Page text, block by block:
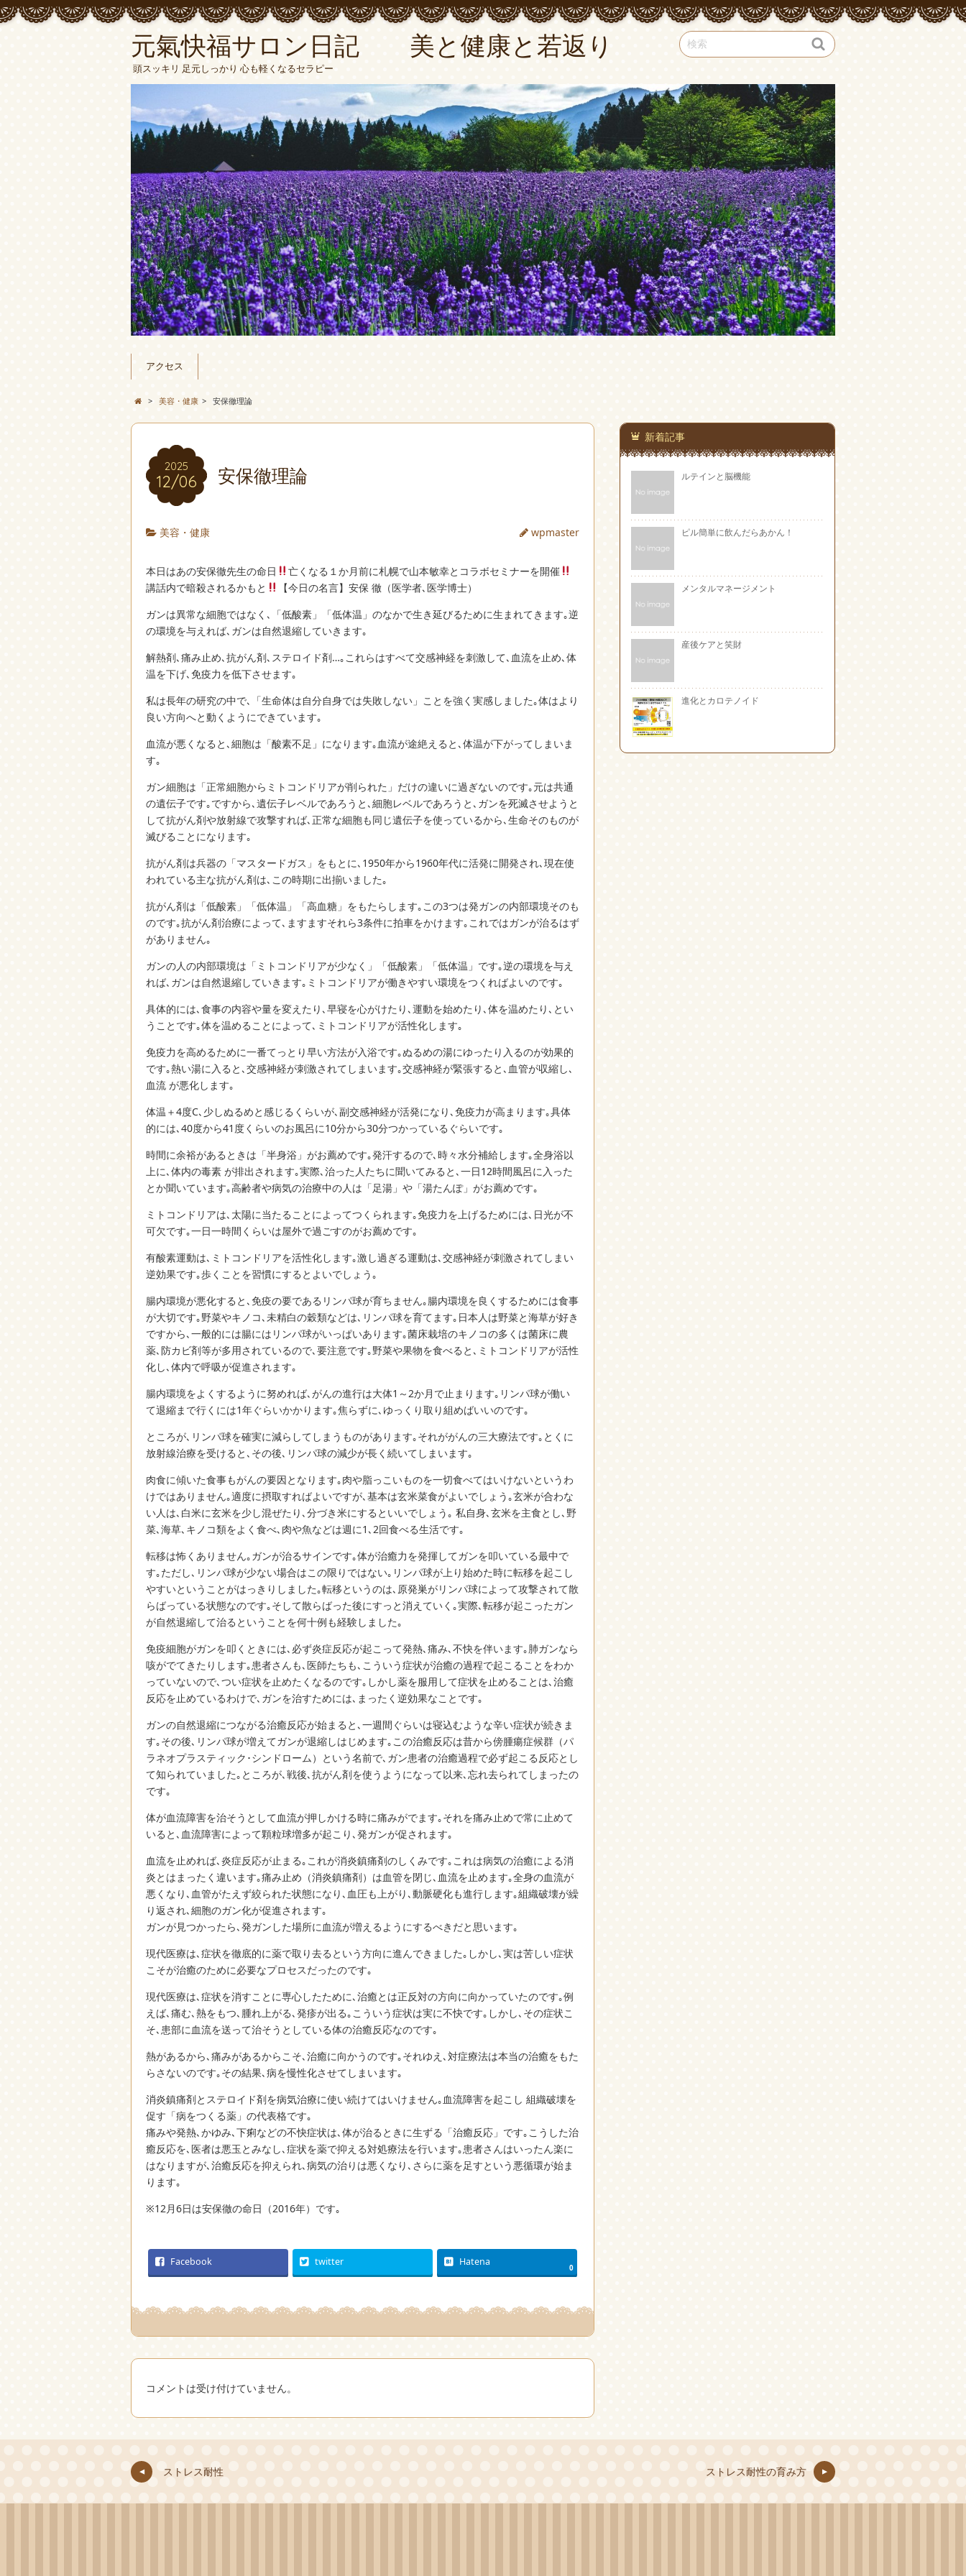
元氣快福サロン日記 美と健康と若返り
頭スッキリ 足元しっかり 心も軽くなるセラピー
アクセス
> 美容・健康 > 安保徹理論
2025
12/06 安保徹理論
美容・健康 wpmaster
本日はあの安保徹先生の命日
亡くなる１か月前に札幌で山本敏幸とコラボセミナーを開催
講話内で暗殺されるかもと
【今日の名言】安保 徹（医学者､医学博士）
ガンは異常な細胞ではなく､「低酸素」「低体温」のなかで生き延びるために生まれてきます｡逆
の環境を与えれば､ガンは自然退縮していきます｡
解熱剤､痛み止め､抗がん剤､ステロイド剤…｡これらはすべて交感神経を刺激して､血流を止め､体
温を下げ､免疫力を低下させます｡
私は長年の研究の中で､「生命体は自分自身では失敗しない」ことを強く実感しました｡体はより
良い方向へと動くようにできています｡
血流が悪くなると､細胞は「酸素不足」になります｡血流が途絶えると､体温が下がってしまいま
す｡
ガン細胞は「正常細胞からミトコンドリアが削られた」だけの違いに過ぎないのです｡元は共通
の遺伝子です｡ですから､遺伝子レベルであろうと､細胞レベルであろうと､ガンを死滅させようと
して抗がん剤や放射線で攻撃すれば､正常な細胞も同じ遺伝子を使っているから､生命そのものが
滅びることになります｡
抗がん剤は兵器の「マスタードガス」をもとに､1950年から1960年代に活発に開発され､現在使
われている主な抗がん剤は､この時期に出揃いました｡
抗がん剤は「低酸素」「低体温」「高血糖」をもたらします｡この3つは発ガンの内部環境そのも
のです｡抗がん剤治療によって､ますますそれら3条件に拍車をかけます｡これではガンが治るはず
がありません｡
ガンの人の内部環境は「ミトコンドリアが少なく」「低酸素」「低体温」です｡逆の環境を与え
れば､ガンは自然退縮していきます｡ミトコンドリアが働きやすい環境をつくればよいのです｡
具体的には､食事の内容や量を変えたり､早寝を心がけたり､運動を始めたり､体を温めたり､とい
うことです｡体を温めることによって､ミトコンドリアが活性化します｡
免疫力を高めるために一番てっとり早い方法が入浴です｡ぬるめの湯にゆったり入るのが効果的
です｡熱い湯に入ると､交感神経が刺激されてしまいます｡交感神経が緊張すると､血管が収縮し､
血流 が悪化します｡
体温＋4度C､少しぬるめと感じるくらいが､副交感神経が活発になり､免疫力が高まります｡具体
的には､40度から41度くらいのお風呂に10分から30分つかっているぐらいです｡
時間に余裕があるときは「半身浴」がお薦めです｡発汗するので､時々水分補給します｡全身浴以
上に､体内の毒素 が排出されます｡実際､治った人たちに聞いてみると､一日12時間風呂に入った
とか聞いています｡高齢者や病気の治療中の人は「足湯」や「湯たんぽ」がお薦めです｡
ミトコンドリアは､太陽に当たることによってつくられます｡免疫力を上げるためには､日光が不
可欠です｡一日一時間くらいは屋外で過ごすのがお薦めです｡
有酸素運動は､ミトコンドリアを活性化します｡激し過ぎる運動は､交感神経が刺激されてしまい
逆効果です｡歩くことを習慣にするとよいでしょう｡
腸内環境が悪化すると､免疫の要であるリンパ球が育ちません｡腸内環境を良くするためには食事
が大切です｡野菜やキノコ､未精白の穀類などは､リンパ球を育てます｡日本人は野菜と海草が好き
ですから､一般的には腸にはリンパ球がいっぱいあります｡菌床栽培のキノコの多くは菌床に農
薬､防カビ剤等が多用されているので､要注意です｡野菜や果物を食べると､ミトコンドリアが活性
化し､体内で呼吸が促進されます｡
腸内環境をよくするように努めれば､がんの進行は大体1～2か月で止まります｡リンパ球が働い
て退縮まで行くには1年ぐらいかかります｡焦らずに､ゆっくり取り組めばいいのです｡
ところが､リンパ球を確実に減らしてしまうものがあります｡それががんの三大療法です｡とくに
放射線治療を受けると､その後､リンパ球の減少が長く続いてしまいます｡
肉食に傾いた食事もがんの要因となります｡肉や脂っこいものを一切食べてはいけないというわ
けではありません｡適度に摂取すればよいですが､基本は玄米菜食がよいでしょう｡玄米が合わな
い人は､白米に玄米を少し混ぜたり､分づき米にするといいでしょう｡ 私自身､玄米を主食とし､野
菜､海草､キノコ類をよく食べ､肉や魚などは週に1､2回食べる生活です｡
転移は怖くありません｡ガンが治るサインです｡体が治癒力を発揮してガンを叩いている最中で
す｡ただし､リンパ球が少ない場合はこの限りではない｡リンパ球が上り始めた時に転移を起こし
やすいということがはっきりしました｡転移というのは､原発巣がリンパ球によって攻撃されて散
らばっている状態なのです｡そして散らばった後にすっと消えていく｡実際､転移が起こったガン
が自然退縮して治るということを何十例も経験しました｡
免疫細胞がガンを叩くときには､必ず炎症反応が起こって発熱､痛み､不快を伴います｡肺ガンなら
咳がでてきたりします｡患者さんも､医師たちも､こういう症状が治癒の過程で起こることをわか
っていないので､つい症状を止めたくなるのです｡しかし薬を服用して症状を止めることは､治癒
反応を止めているわけで､ガンを治すためには､まったく逆効果なことです｡
ガンの自然退縮につながる治癒反応が始まると､一週間ぐらいは寝込むような辛い症状が続きま
す｡その後､リンパ球が増えてガンが退縮しはじめます｡この治癒反応は昔から傍腫瘍症候群（パ
ラネオプラスティック･シンドローム）という名前で､ガン患者の治癒過程で必ず起こる反応とし
て知られていました｡ところが､戦後､抗がん剤を使うようになって以来､忘れ去られてしまったの
です｡
体が血流障害を治そうとして血流が押しかける時に痛みがでます｡それを痛み止めで常に止めて
いると､血流障害によって顆粒球増多が起こり､発ガンが促されます｡
血流を止めれば､炎症反応が止まる｡これが消炎鎮痛剤のしくみです｡これは病気の治癒による消
炎とはまったく違います｡痛み止め（消炎鎮痛剤）は血管を閉じ､血流を止めます｡全身の血流が
悪くなり､血管がたえず絞られた状態になり､血圧も上がり､動脈硬化も進行します｡組織破壊が繰
り返され､細胞のガン化が促進されます｡
ガンが見つかったら､発ガンした場所に血流が増えるようにするべきだと思います｡
現代医療は､症状を徹底的に薬で取り去るという方向に進んできました｡しかし､実は苦しい症状
こそが治癒のために必要なプロセスだったのです｡
現代医療は､症状を消すことに専心したために､治癒とは正反対の方向に向かっていたのです｡例
えば､痛む､熱をもつ､腫れ上がる､発疹が出る｡こういう症状は実に不快です｡しかし､その症状こ
そ､患部に血流を送って治そうとしている体の治癒反応なのです｡
熱があるから､痛みがあるからこそ､治癒に向かうのです｡それゆえ､対症療法は本当の治癒をもた
らさないのです｡その結果､病を慢性化させてしまいます｡
消炎鎮痛剤とステロイド剤を病気治療に使い続けてはいけません｡血流障害を起こし 組織破壊を
促す「病をつくる薬」の代表格です｡
痛みや発熱､かゆみ､下痢などの不快症状は､体が治るときに生ずる「治癒反応」です｡こうした治
癒反応を､医者は悪玉とみなし､症状を薬で抑える対処療法を行います｡患者さんはいったん楽に
はなりますが､治癒反応を抑えられ､病気の治りは悪くなり､さらに薬を足すという悪循環が始ま
ります｡
※12月6日は安保徹の命日（2016年）です｡
Facebook twitter Hatena
0
コメントは受け付けていません。
新着記事
ルテインと脳機能
ピル簡単に飲んだらあかん！
メンタルマネージメント
産後ケアと笑財
進化とカロテノイド
ストレス耐性 ストレス耐性の育み方